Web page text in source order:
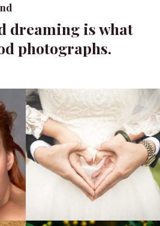
dreaming is what
photographs.